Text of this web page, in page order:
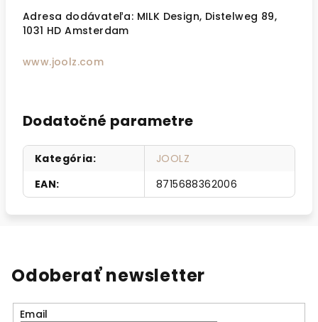
Adresa dodávateľa: MILK Design, Distelweg 89,
1031 HD Amsterdam
www.joolz.com
Dodatočné parametre
Kategória:
JOOLZ
EAN: 8715688362006
Odoberať newsletter
Email